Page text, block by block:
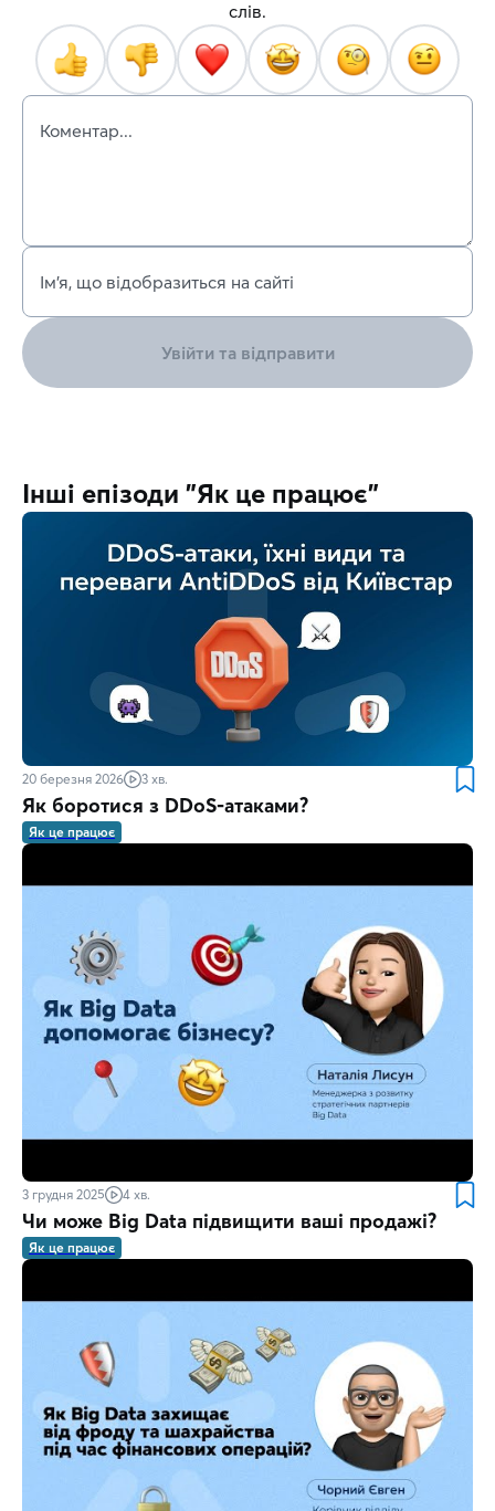
слів.
Коментар...
Ім’я, що відобразиться на сайті
Увійти та відправити
Інші епізоди "Як це працює"
20 березня 2026 3 хв.
Як боротися з DDoS-атаками?
Як це працює
3 грудня 2025 4 хв.
Чи може Big Data підвищити ваші продажі?
Як це працює